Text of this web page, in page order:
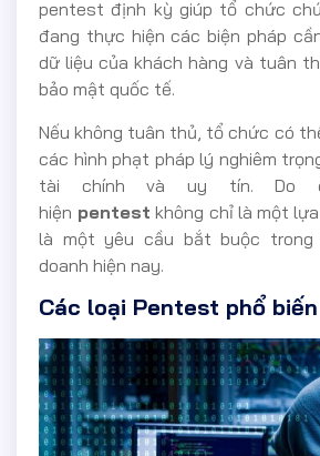
pentest định kỳ giúp tổ chức
đang thực hiện các biện pháp
dữ liệu của khách hàng và tuân
bảo mật quốc tế.
Nếu không tuân thủ, tổ chức có
các hình phạt pháp lý nghiêm
tài chính và uy tín. Do
hiện pentest không chỉ là một
là một yêu cầu bắt buộc trong
doanh hiện nay.
Các loại Pentest phổ biến